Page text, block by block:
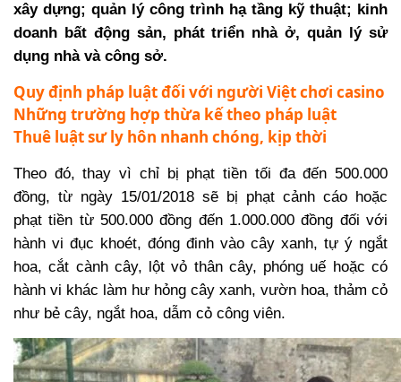
xây dựng; quản lý công trình hạ tầng kỹ thuật; kinh
doanh bất động sản, phát triển nhà ở, quản lý sử
dụng nhà và công sở.
Quy định pháp luật đối với người Việt chơi casino
Những trường hợp thừa kế theo pháp luật
Thuê luật sư ly hôn nhanh chóng, kịp thời
Theo đó, thay vì chỉ bị phạt tiền tối đa đến 500.000
đồng, từ ngày 15/01/2018 sẽ bị phạt cảnh cáo hoặc
phạt tiền từ 500.000 đồng đến 1.000.000 đồng đối với
hành vi đục khoét, đóng đinh vào cây xanh, tự ý ngắt
hoa, cắt cành cây, lột vỏ thân cây, phóng uế hoặc có
hành vi khác làm hư hỏng cây xanh, vườn hoa, thảm cỏ
như bẻ cây, ngắt hoa, dẫm cỏ công viên.